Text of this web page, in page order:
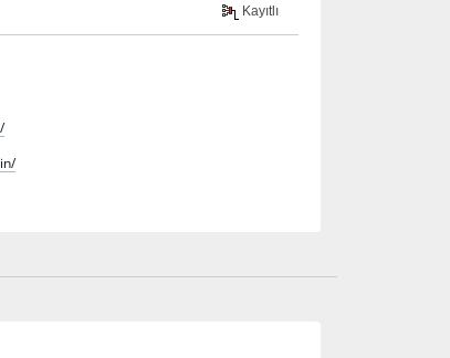
Kayıtlı